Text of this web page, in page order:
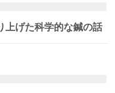
上げた科学的な鍼の話